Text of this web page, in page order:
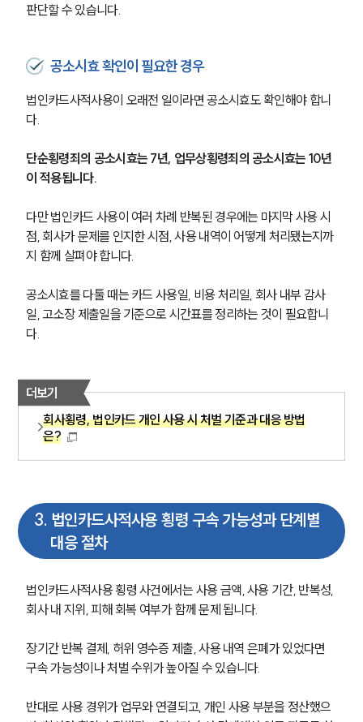
판단할 수 있습니다.
공소시효 확인이 필요한 경우
법인카드사적사용이 오래전 일이라면 공소시효도 확인해야 합니
다.
단순횡령죄의 공소시효는 7년, 업무상횡령죄의 공소시효는 10년
이 적용됩니다.
다만 법인카드 사용이 여러 차례 반복된 경우에는 마지막 사용 시
점, 회사가 문제를 인지한 시점, 사용 내역이 어떻게 처리됐는지까
지 함께 살펴야 합니다.
공소시효를 다툴 때는 카드 사용일, 비용 처리일, 회사 내부 감사
일, 고소장 제출일을 기준으로 시간표를 정리하는 것이 필요합니
다.
더보기
회사횡령, 법인카드 개인 사용 시 처벌 기준과 대응 방법
은?
3. 법인카드사적사용 횡령 구속 가능성과 단계별
대응 절차
법인카드사적사용 횡령 사건에서는 사용 금액, 사용 기간, 반복성,
회사 내 지위, 피해 회복 여부가 함께 문제 됩니다.
장기간 반복 결제, 허위 영수증 제출, 사용 내역 은폐가 있었다면
구속 가능성이나 처벌 수위가 높아질 수 있습니다.
반대로 사용 경위가 업무와 연결되고, 개인 사용 부분을 정산했으